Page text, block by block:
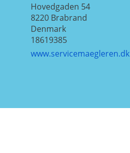
Hovedgaden 54
8220 Brabrand
Denmark
18619385
www.servicemaegleren.dk